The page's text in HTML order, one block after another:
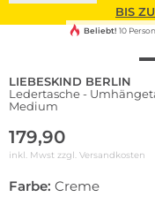
BIS
Beliebt! 10
LIEBESKIND BERLIN
Ledertasche -
Medium
179,90
inkl. Mwst zzgl. Versandkosten
Farbe: Creme